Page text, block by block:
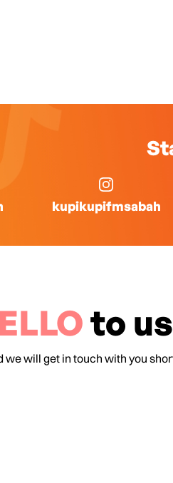
kupikupifmsabah
to
we will get in touch with you